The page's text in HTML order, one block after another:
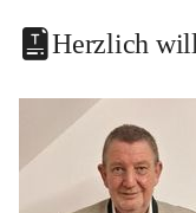
Herzlich